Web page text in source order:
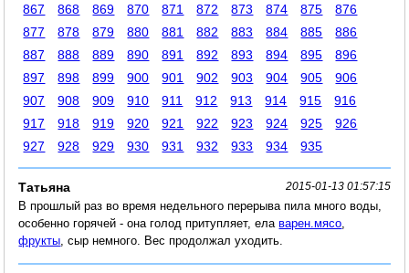
867
868 869 870 871 872 873 874 875
876
877
878 879 880 881 882 883 884 885
886
887
888 889 890 891 892 893 894 895
896
897
898 899 900 901 902 903 904 905
906
907
908 909 910 911 912 913 914 915
916
917
918 919 920 921 922 923 924 925
926
927
928 929 930 931 932 933 934 935
Татьяна 2015-01-13 01:57:15
В прошлый раз во время недельного перерыва пила много воды,
особенно горячей - она голод притупляет, елаварен.мясо
фрукты , сыр немного. Вес продолжал уходить.